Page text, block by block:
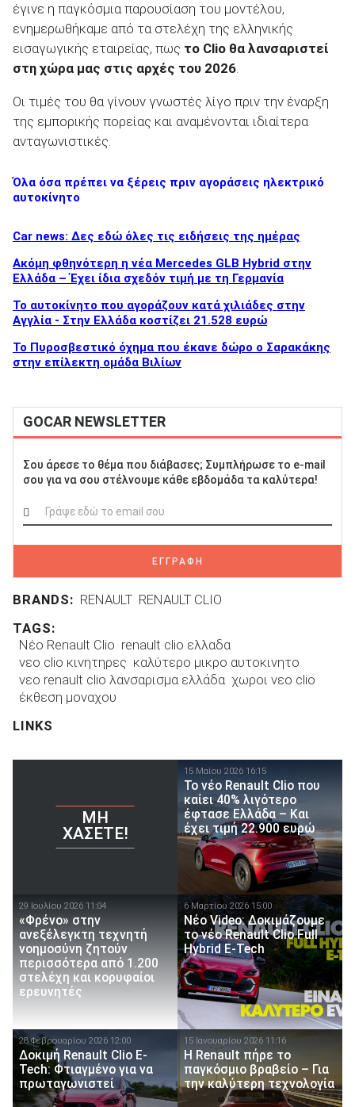
έγινε η παγκόσμια παρουσίαση του μοντέλου,
ενημερωθήκαμε από τα στελέχη της ελληνικής
εισαγωγικής εταιρείας, πως το Clio θα λανσαριστεί
στη χώρα μας στις αρχές του 2026.
Οι τιμές του θα γίνουν γνωστές λίγο πριν την έναρξη
της εμπορικής πορείας και αναμένονται ιδιαίτερα
ανταγωνιστικές.
Όλα όσα πρέπει να ξέρεις πριν αγοράσεις ηλεκτρικό
αυτοκίνητο
Car news: Δες εδώ όλες τις ειδήσεις της ημέρας
Ακόμη φθηνότερη η νέα Mercedes GLB Hybrid στην
Ελλάδα – Έχει ίδια σχεδόν τιμή με τη Γερμανία
To αυτοκίνητο που αγοράζουν κατά χιλιάδες στην
Αγγλία - Στην Ελλάδα κοστίζει 21.528 ευρώ
Το Πυροσβεστικό όχημα που έκανε δώρο ο Σαρακάκης
στην επίλεκτη ομάδα Βιλίων
GOCAR NEWSLETTER
Σου άρεσε το θέμα που διάβασες; Συμπλήρωσε το e-mail
σου για να σου στέλνουμε κάθε εβδομάδα τα καλύτερα!
ΕΓΓΡΑΦΗ
BRANDS: RENAULT RENAULT CLIO
TAGS:
Νέο Renault Clio renault clio ελλαδα
νεο clio κινητηρες καλύτερο μικρο αυτοκινητο
νεο renault clio λανσαρισμα ελλάδα χωροι νεο clio
έκθεση μοναχου
LINKS
ΜΗ
ΧΆΣΕΤΕ!
15 Μαίου 2026 16:15
Το νέο Renault Clio που
καίει 40% λιγότερο
έφτασε Ελλάδα – Και
έχει τιμή 22.900 ευρώ
29 Ιουλίου 2026 11:04
«Φρένο» στην
ανεξέλεγκτη τεχνητή
νοημοσύνη ζητούν
περισσότερα από 1.200
στελέχη και κορυφαίοι
ερευνητές
6 Μαρτίου 2026 15:00
Νέο Video: Δοκιμάζουμε
το νέο Renault Clio Full
Hybrid E-Tech
28 Φεβρουαρίου 2026 12:00
Δοκιμή Renault Clio E-
Tech: Φτιαγμένο για να
πρωταγωνιστεί
15 Ιανουαρίου 2026 11:16
Η Renault πήρε το
παγκόσμιο βραβείο – Για
την καλύτερη τεχνολογία